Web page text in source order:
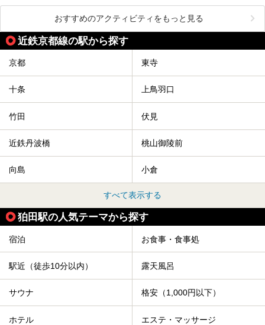
おすすめのアクティビティをもっと見る
近鉄京都線の駅から探す
京都 東寺
十条 上鳥羽口
竹田 伏見
近鉄丹波橋 桃山御陵前
向島 小倉
すべて表示する
狛田駅の人気テーマから探す
宿泊 お食事・食事処
駅近（徒歩10分以内） 露天風呂
サウナ 格安（1,000円以下）
ホテル エステ・マッサージ